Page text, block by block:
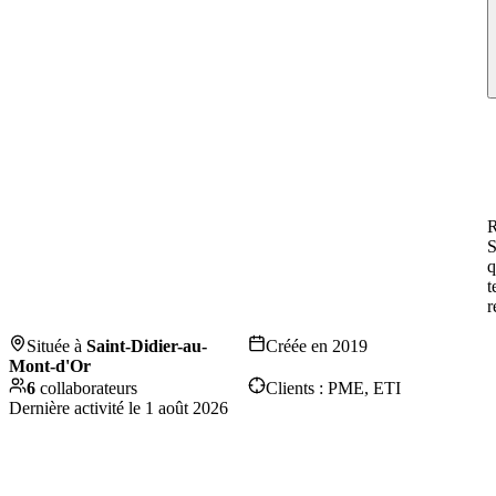
Située à Saint-Didier-au-
Mont-d'Or
Créée en 2019
6 collaborateurs Clients : PME, ETI
Dernière activité le 1 août 2026